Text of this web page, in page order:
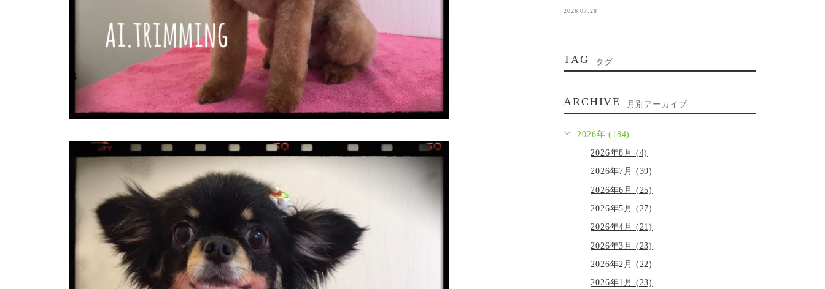
2026.07.28
TAG タグ
ARCHIVE 月別アーカイブ
2026年 (184)
2026年8月 (4)
2026年7月 (39)
2026年6月 (25)
2026年5月 (27)
2026年4月 (21)
2026年3月 (23)
2026年2月 (22)
2026年1月 (23)